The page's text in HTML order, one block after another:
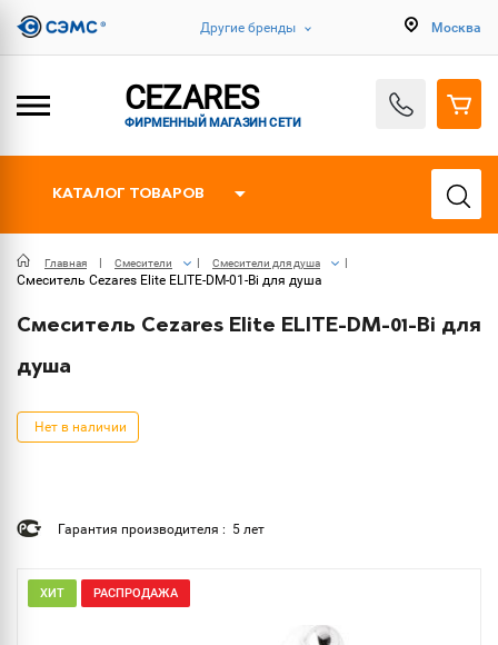
Другие бренды Москва
CEZARES
ФИРМЕННЫЙ МАГАЗИН СЕТИ
КАТАЛОГ ТОВАРОВ
Главная Смесители Смесители для душа
Смеситель Cezares Elite ELITE-DM-01-Bi для душа
Смеситель Cezares Elite ELITE-DM-01-Bi для
душа
Нет в наличии
Гарантия производителя : 5 лет
ХИТ РАСПРОДАЖА